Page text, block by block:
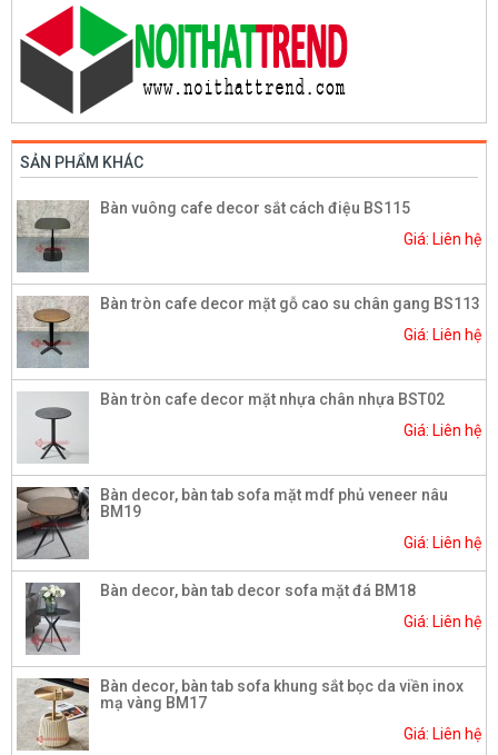
SẢN PHẨM KHÁC
Bàn vuông cafe decor sắt cách điệu BS115
Giá: Liên hệ
Bàn tròn cafe decor mặt gỗ cao su chân gang BS113
Giá: Liên hệ
Bàn tròn cafe decor mặt nhựa chân nhựa BST02
Giá: Liên hệ
Bàn decor, bàn tab sofa mặt mdf phủ veneer nâu
BM19
Giá: Liên hệ
Bàn decor, bàn tab decor sofa mặt đá BM18
Giá: Liên hệ
Bàn decor, bàn tab sofa khung sắt bọc da viền inox
mạ vàng BM17
Giá: Liên hệ